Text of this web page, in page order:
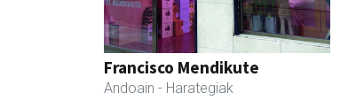
Francisco Mendikute
Andoain - Harategiak